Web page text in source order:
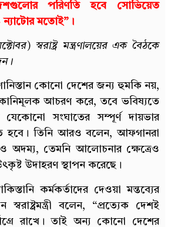
পরিণতি হবে সোভিয়েত
ন্যাটোর মতোই”।
স্বরাষ্ট্র মন্ত্রণালয়ের এক বৈঠকে
কোনো দেশের জন্য হুমকি নয়,
আচরণ করে, তবে ভবিষ্যতে
সংঘাতের সম্পূর্ণ দায়ভার
হবে। তিনি আরও বলেন, আফগানরা
ও অদম্য, তেমনি আলোচনার ক্ষেত্রেও
উদাহরণ স্থাপন করেছে।
কর্মকর্তাদের দেওয়া মন্তব্যের
স্বরাষ্ট্রমন্ত্রী বলেন, “প্রত্যেক দেশই
রাখে। তাই অন্য কোনো দেশের